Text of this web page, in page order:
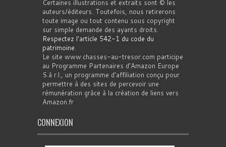
Certaines illustrations et extraits sont © les
auteurs/éditeurs. Toutefois, nous retirerons
toute image ou tout contenu sous copyright
sur simple demande des ayants droits.
Respectez l'article 542-1 du code du
patrimoine.
Le site www.chasses-au-tresor.com participe
au Programme Partenaires d’Amazon Europe
S.à r.l., un programme d’affiliation conçu pour
permettre à des sites de percevoir une
rémunération grâce à la création de liens vers
Amazon.fr
CONNEXION